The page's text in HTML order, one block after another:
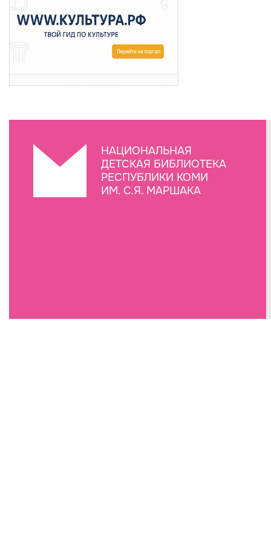
НАЦИОНАЛЬНАЯ
ДЕТСКАЯ БИБЛИОТЕКА
РЕСПУБЛИКИ КОМИ
ИМ. С.Я. МАРШАКА